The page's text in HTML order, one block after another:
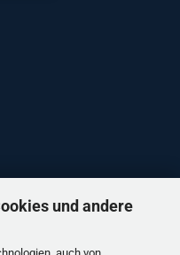
und andere
auch von